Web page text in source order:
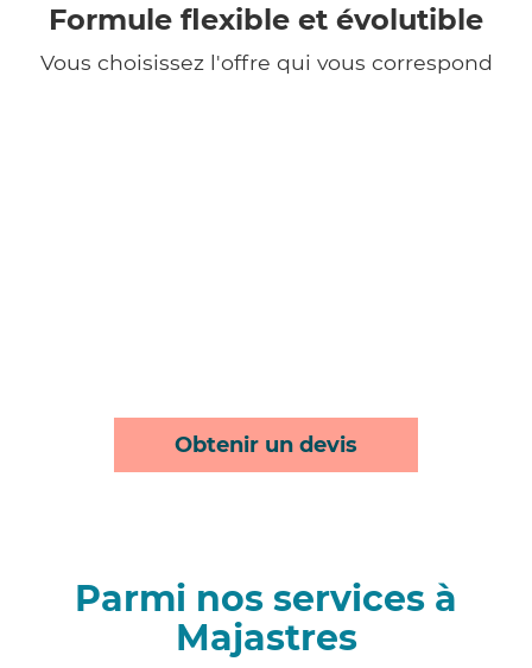
Formule flexible et évolutible
Vous choisissez l'offre qui vous correspond
Obtenir un devis
Parmi nos services à
Majastres